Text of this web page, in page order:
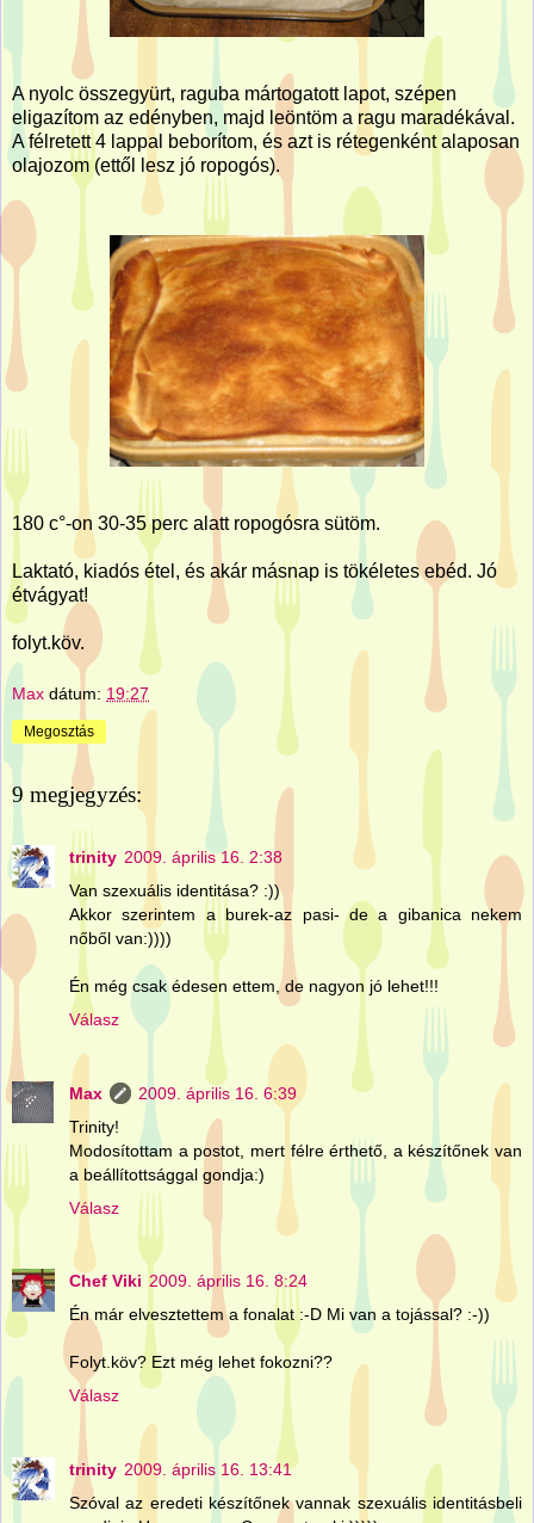
A nyolc összegyürt, raguba mártogatott lapot, szépen
eligazítom az edényben, majd leöntöm a ragu maradékával.
A félretett 4 lappal beborítom, és azt is rétegenként alaposan
olajozom (ettől lesz jó ropogós).
180 c°-on 30-35 perc alatt ropogósra sütöm.
Laktató, kiadós étel, és akár másnap is tökéletes ebéd. Jó
étvágyat!
folyt.köv.
Max dátum: 19:27
Megosztás
9 megjegyzés:
trinity 2009. április 16. 2:38
Van szexuális identitása? :))
Akkor szerintem a burek-az pasi- de a gibanica nekem
nőből van:))))
Én még csak édesen ettem, de nagyon jó lehet!!!
Válasz
Max
2009. április 16. 6:39
Trinity!
Modosítottam a postot, mert félre érthető, a készítőnek van
a beállítottsággal gondja:)
Válasz
Chef Viki 2009. április 16. 8:24
Én már elvesztettem a fonalat :-D Mi van a tojással? :-))
Folyt.köv? Ezt még lehet fokozni??
Válasz
trinity 2009. április 16. 13:41
Szóval az eredeti készítőnek vannak szexuális identitásbeli